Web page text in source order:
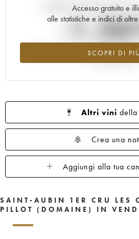
Accesso gratuito e
alle statistiche e indici di
SCOPRI DI PIÙ
Andamento della quotazione
-
Tendenza al ribasso per il valore
Altri vini della
Crea una
Aggiungi alla tua
SAINT-AUBIN 1ER CRU LES
PILLOT (DOMAINE) IN